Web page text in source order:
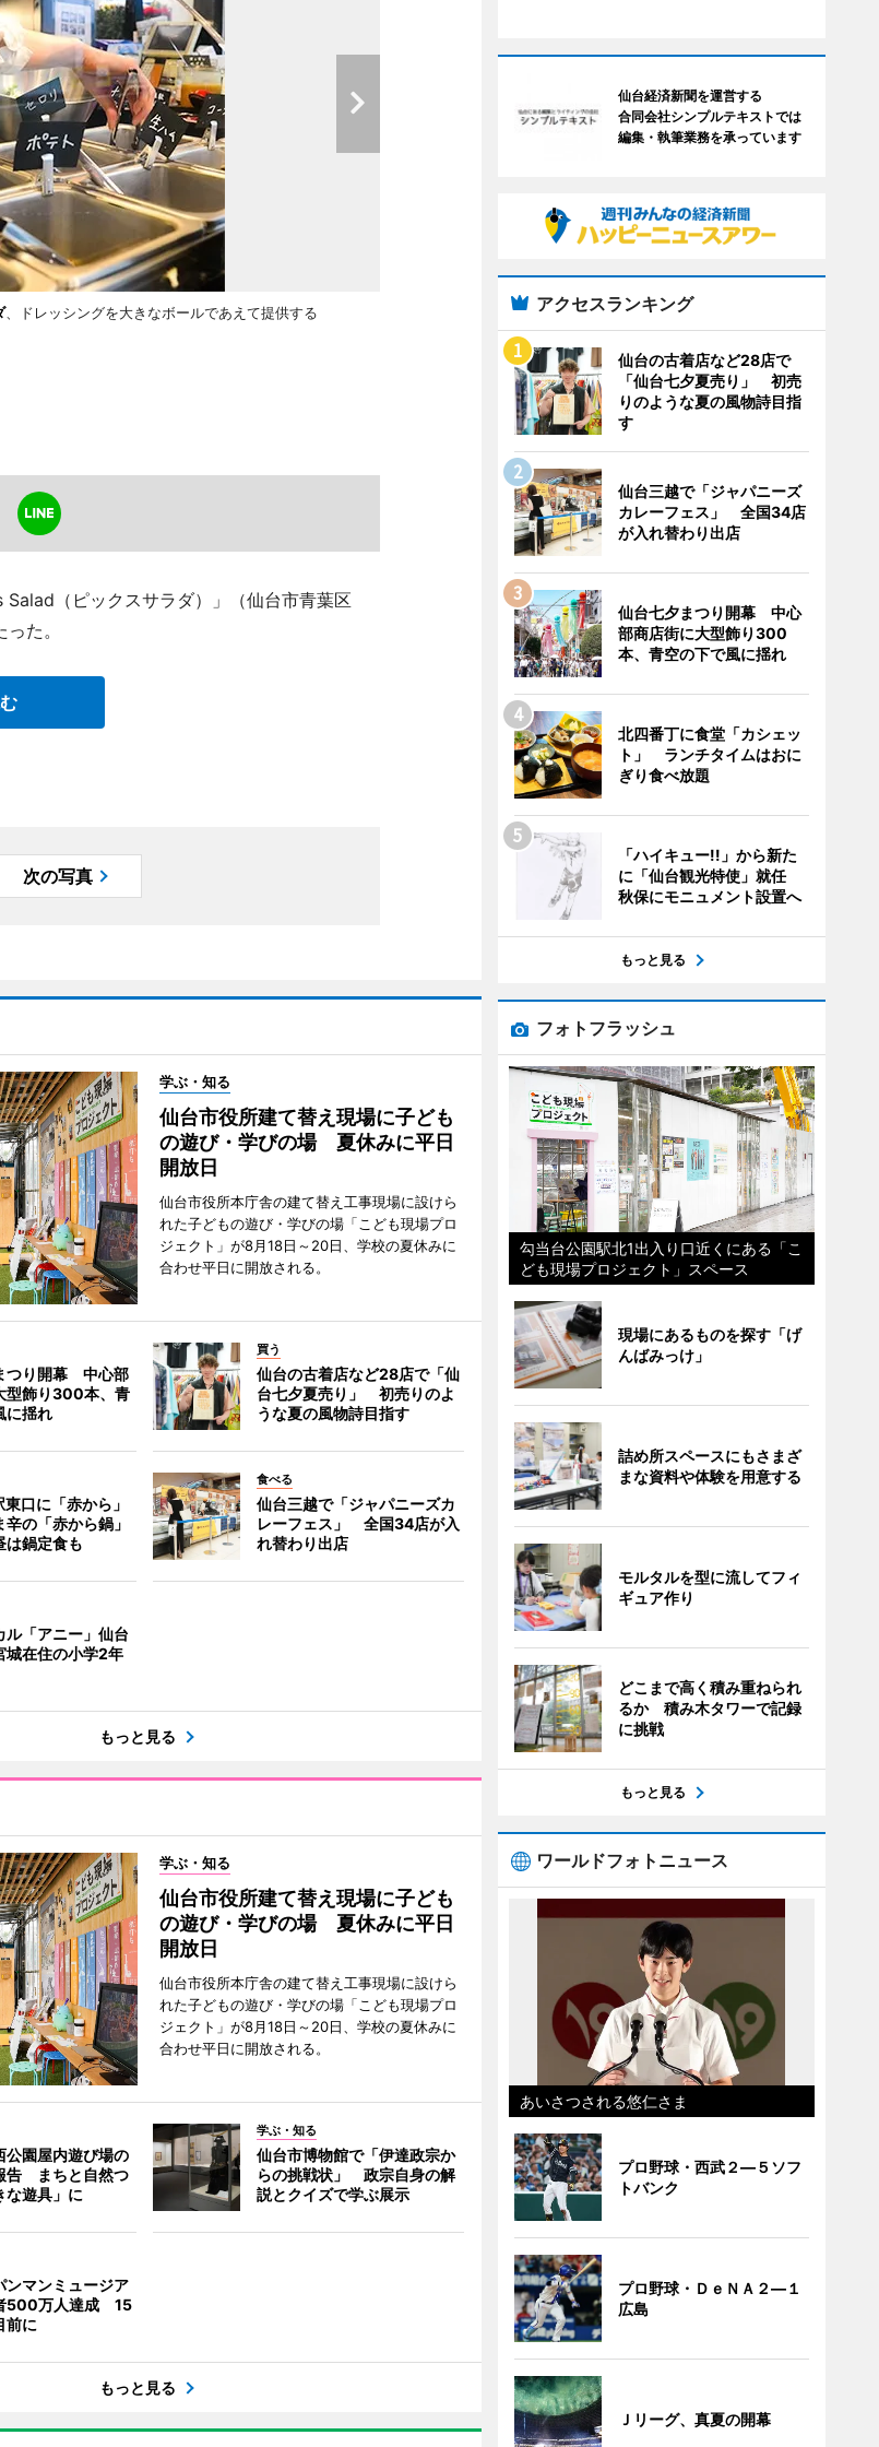
、ドレッシングを大きなボールであえて提供する
（ピックスサラダ）」（仙台市青葉区
た。
次の写真
学ぶ・知る
仙台市役所建て替え現場に子ども
の遊び・学びの場 夏休みに平日
開放日
仙台市役所本庁舎の建て替え工事現場に設けら
れた子どもの遊び・学びの場「こども現場プロ
ジェクト」が8月18日～20日、学校の夏休みに
合わせ平日に開放される。
つり開幕 中心部
型飾り300本、青
に揺れ
買う
仙台の古着店など28店で「仙
台七夕夏売り」 初売りのよ
うな夏の風物詩目指す
口に「赤から」
の「赤から鍋」
は鍋定食も
食べる
仙台三越で「ジャパニーズカ
レーフェス」 全国34店が入
れ替わり出店
ル「アニー」仙台
在住の小学2年
もっと見る
学ぶ・知る
仙台市役所建て替え現場に子ども
の遊び・学びの場 夏休みに平日
開放日
仙台市役所本庁舎の建て替え工事現場に設けら
れた子どもの遊び・学びの場「こども現場プロ
ジェクト」が8月18日～20日、学校の夏休みに
合わせ平日に開放される。
公園屋内遊び場の
告 まちと自然つ
な遊具」に
学ぶ・知る
仙台市博物館で「伊達政宗か
らの挑戦状」 政宗自身の解
説とクイズで学ぶ展示
ンマンミュージア
500万人達成 15
前に
もっと見る
仙台経済新聞を運営する
合同会社シンプルテキストでは
編集・執筆業務を承っています
アクセスランキング
仙台の古着店など28店で
「仙台七夕夏売り」 初売
りのような夏の風物詩目指
す
仙台三越で「ジャパニーズ
カレーフェス」 全国34店
が入れ替わり出店
仙台七夕まつり開幕 中心
部商店街に大型飾り300
本、青空の下で風に揺れ
北四番丁に食堂「カシェッ
ト」 ランチタイムはおに
ぎり食べ放題
「ハイキュー!!」から新た
に「仙台観光特使」就任
秋保にモニュメント設置へ
もっと見る
フォトフラッシュ
勾当台公園駅北1出入り口近くにある「こ
ども現場プロジェクト」スペース
現場にあるものを探す「げ
んばみっけ」
詰め所スペースにもさまざ
まな資料や体験を用意する
モルタルを型に流してフィ
ギュア作り
どこまで高く積み重ねられ
るか 積み木タワーで記録
に挑戦
もっと見る
ワールドフォトニュース
あいさつされる悠仁さま
プロ野球・西武２―５ソフ
トバンク
プロ野球・ＤｅＮＡ２―１
広島
Ｊリーグ、真夏の開幕